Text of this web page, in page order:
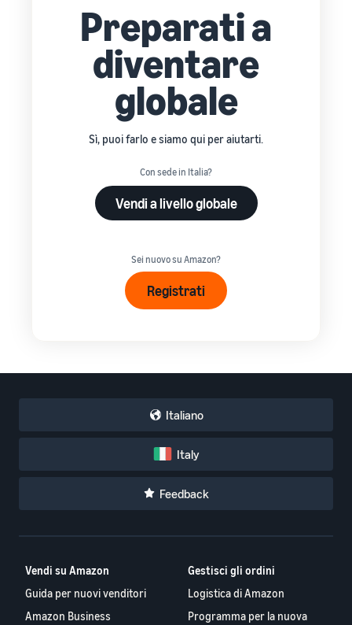
Preparati a
diventare
globale
Sì, puoi farlo e siamo qui per aiutarti.
Con sede in Italia?
Vendi a livello globale
Sei nuovo su Amazon?
Registrati
Italiano
Italy
Feedback
Vendi su Amazon
Guida per nuovi venditori
Amazon Business
Gestisci gli ordini
Logistica di Amazon
Programma per la nuova